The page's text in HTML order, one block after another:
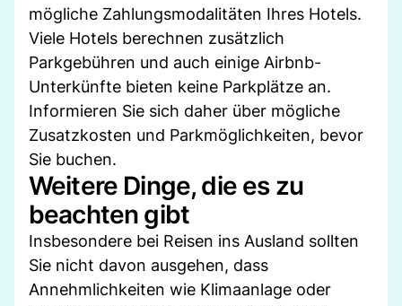
mögliche Zahlungsmodalitäten Ihres Hotels.
Viele Hotels berechnen zusätzlich
Parkgebühren und auch einige Airbnb-
Unterkünfte bieten keine Parkplätze an.
Informieren Sie sich daher über mögliche
Zusatzkosten und Parkmöglichkeiten, bevor
Sie buchen.
Weitere Dinge, die es zu
beachten gibt
Insbesondere bei Reisen ins Ausland sollten
Sie nicht davon ausgehen, dass
Annehmlichkeiten wie Klimaanlage oder